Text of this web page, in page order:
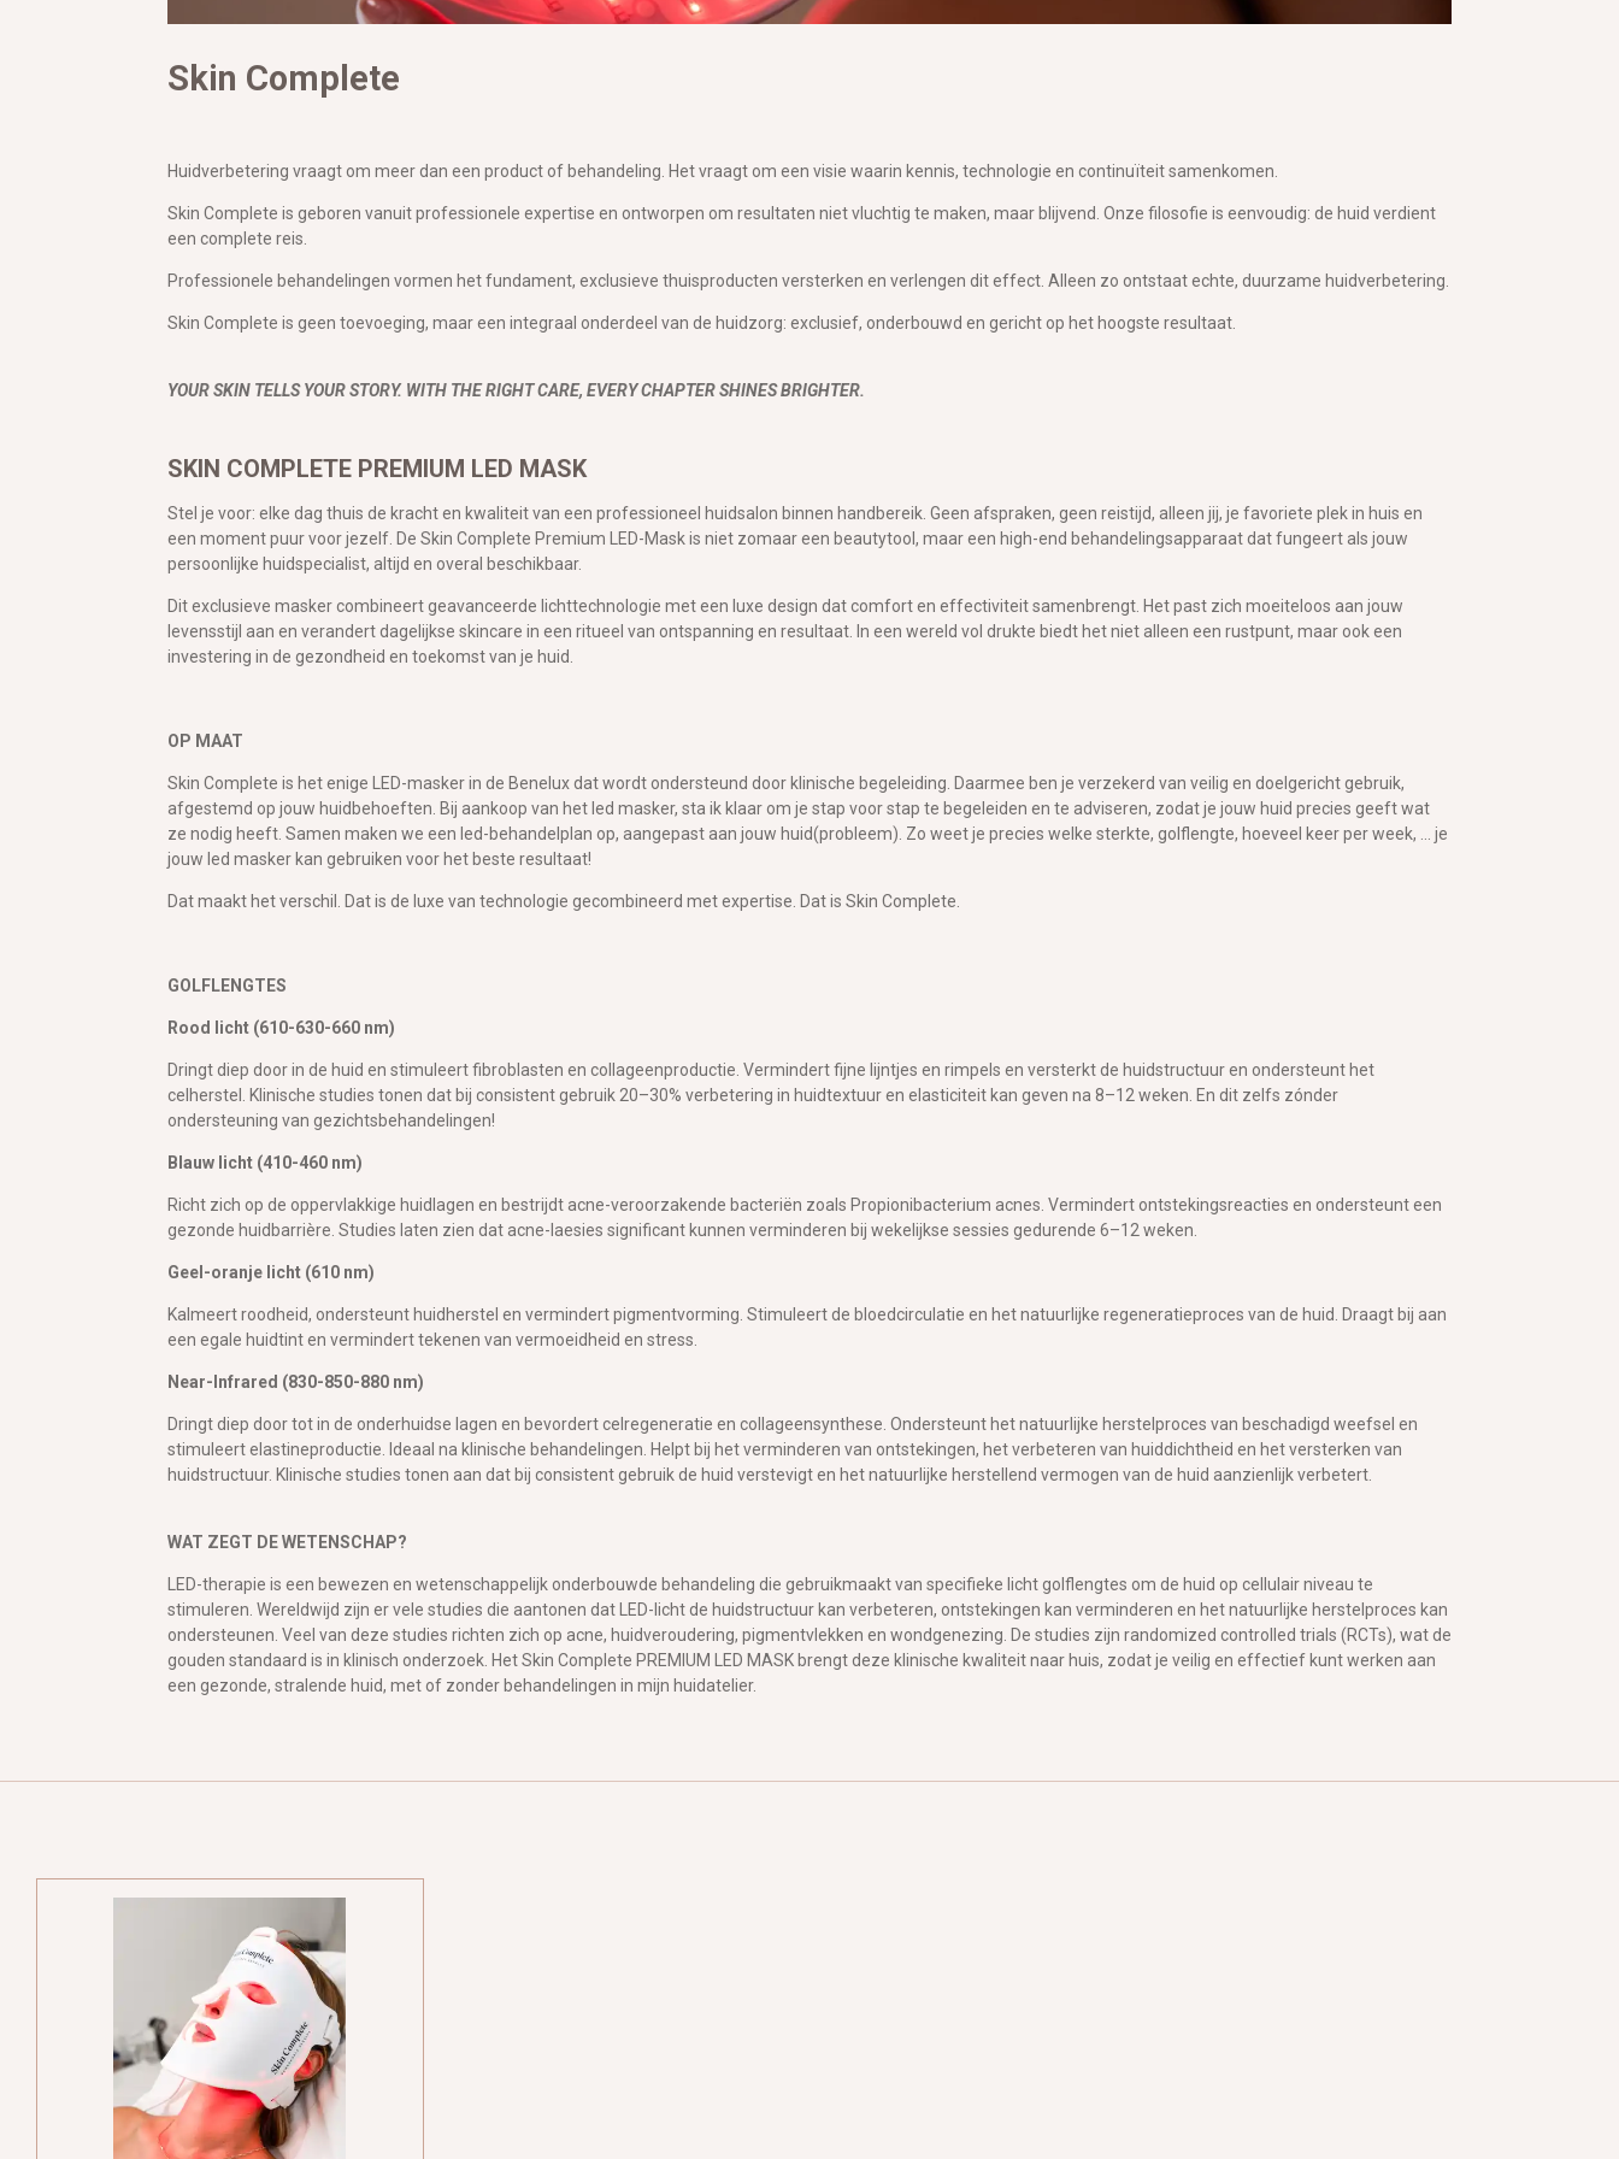
Skin Complete
Huidverbetering vraagt om meer dan een product of behandeling. Het vraagt om een visie waarin kennis, technologie en continuïteitsamenkomen.
Skin Complete is geboren vanuit professionele expertise en ontworpen om resultaten niet vluchtig te maken, maar blijvend. Onze filosofie is eenvoudig: de huid verdient
een complete reis.
Professionele behandelingen vormen het fundament, exclusieve thuisproducten versterken en verlengen dit effect. Alleen zo ontstaat echte, duurzame huidverbetering.
Skin Complete is geen toevoeging, maar een integraal onderdeel van de huidzorg: exclusief, onderbouwd en gericht op het hoogste resultaat.
YOUR SKIN TELLS YOUR STORY. WITH THE RIGHT CARE, EVERY CHAPTER SHINES BRIGHTER.
SKIN COMPLETE PREMIUM LED MASK
Stel je voor: elke dag thuis de kracht en kwaliteit van een professioneel huidsalon binnen handbereik. Geen afspraken, geen reistijd, alleen jij, je favoriete plek in huis en
een moment puur voor jezelf. De Skin Complete Premium LED-Mask is niet zomaar een beautytool, maar een high-end behandelingsapparaat dat fungeert als jouw
persoonlijke huidspecialist, altijd en overal beschikbaar.
Dit exclusieve masker combineert geavanceerde lichttechnologie met een luxe design dat comfort en effectiviteit samenbrengt. Het past zich moeiteloos aan jouw
levensstijl aan en verandert dagelijkse skincare in een ritueel van ontspanning en resultaat. In een wereld vol drukte biedt het niet alleen een rustpunt, maar ook een
investering in de gezondheid en toekomst van je huid.
OP MAAT
Skin Complete is het enige LED-masker in de Benelux dat wordt ondersteund door klinische begeleiding. Daarmee ben je verzekerd van veilig en doelgericht gebruik,
afgestemd op jouw huidbehoeften. Bij aankoop van het led masker, sta ik klaar om je stap voor stap te begeleiden en te adviseren, zodat je jouw huid precies geeft wat
ze nodig heeft. Samen maken we een led-behandelplan op, aangepast aan jouw huid(probleem). Zo weet je precies welke sterkte, golflengte, hoeveel keer per week, ... je
jouw led masker kan gebruiken voor het beste resultaat!
Dat maakt het verschil. Dat is de luxe van technologie gecombineerd met expertise. Dat is Skin Complete.
GOLFLENGTES
Rood licht (610-630-660 nm)
Dringt diep door in de huid en stimuleert fibroblasten en collageenproductie. Vermindert fijne lijntjes en rimpels en versterkt de huidstructuur en ondersteunt het
celherstel. Klinische studies tonen dat bij consistent gebruik 20–30% verbetering in huidtextuur en elasticiteit kan geven na 8–12 weken. En dit zelfs zónder
ondersteuning van gezichtsbehandelingen!
Blauw licht (410-460 nm)
Richt zich op de oppervlakkige huidlagen en bestrijdt acne-veroorzakende bacteriën zoals Propionibacterium acnes. Vermindert ontstekingsreacties en ondersteunt een
gezonde huidbarrière. Studies laten zien dat acne-laesies significant kunnen verminderen bij wekelijkse sessies gedurende 6–12 weken.
Geel-oranje licht (610 nm)
Kalmeert roodheid, ondersteunt huidherstel en vermindert pigmentvorming. Stimuleert de bloedcirculatie en het natuurlijke regeneratieproces van de huid. Draagt bij aan
een egale huidtint en vermindert tekenen van vermoeidheid en stress.
Near-Infrared (830-850-880 nm)
Dringt diep door tot in de onderhuidse lagen en bevordert celregeneratie en collageensynthese. Ondersteunt het natuurlijke herstelproces van beschadigd weefsel en
stimuleert elastineproductie. Ideaal na klinische behandelingen. Helpt bij het verminderen van ontstekingen, het verbeteren van huiddichtheid en het versterken van
huidstructuur. Klinische studies tonen aan dat bij consistent gebruik de huid verstevigt en het natuurlijke herstellend vermogen van de huid aanzienlijk verbetert.
WAT ZEGT DE WETENSCHAP?
LED-therapie is een bewezen en wetenschappelijk onderbouwde behandeling die gebruikmaakt van specifieke licht golflengtes om de huid op cellulair niveau te
stimuleren. Wereldwijd zijn er vele studies die aantonen dat LED-licht de huidstructuur kan verbeteren, ontstekingen kan verminderen en het natuurlijke herstelproces kan
ondersteunen. Veel van deze studies richten zich op acne, huidveroudering, pigmentvlekken en wondgenezing. De studies zijn randomized controlled trials (RCTs), wat de
gouden standaard is in klinisch onderzoek. Het Skin Complete PREMIUM LED MASK brengt deze klinische kwaliteit naar huis, zodat je veilig en effectief kunt werken aan
een gezonde, stralende huid, met of zonder behandelingen in mijn huidatelier.